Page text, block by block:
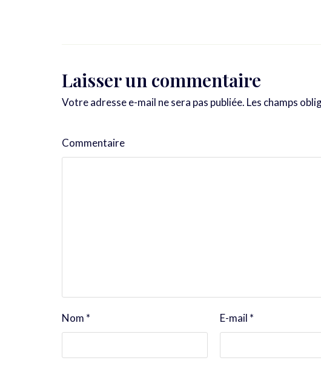
Laisser un commentaire
Votre adresse e-mail ne sera pas publiée. Les champs
Commentaire
Nom * E-mail *